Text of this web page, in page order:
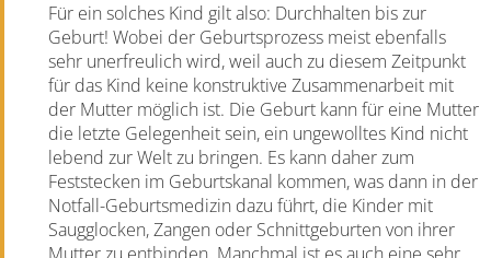
Für ein solches Kind gilt also: Durchhalten bis zur
Geburt! Wobei der Geburtsprozess meist ebenfalls
sehr unerfreulich wird, weil auch zu diesem Zeitpunkt
für das Kind keine konstruktive Zusammenarbeit mit
der Mutter möglich ist. Die Geburt kann für eine Mutter
die letzte Gelegenheit sein, ein ungewolltes Kind nicht
lebend zur Welt zu bringen. Es kann daher zum
Feststecken im Geburtskanal kommen, was dann in der
Notfall-Geburtsmedizin dazu führt, die Kinder mit
Saugglocken, Zangen oder Schnittgeburten von ihrer